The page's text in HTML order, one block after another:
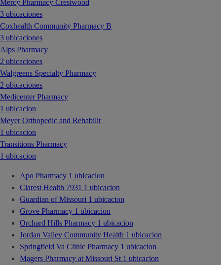
Mercy Pharmacy Crestwood
3 ubicaciones
Coxhealth Community Pharmacy B
3 ubicaciones
Alps Pharmacy
2 ubicaciones
Walgreens Specialty Pharmacy
2 ubicaciones
Medicenter Pharmacy
1 ubicacion
Meyer Orthopedic and Rehabilit
1 ubicacion
Transitions Pharmacy
1 ubicacion
Apo Pharmacy 1 ubicacion
Clarest Health 7931 1 ubicacion
Guardian of Missouri 1 ubicacion
Grove Pharmacy 1 ubicacion
Orchard Hills Pharmacy 1 ubicacion
Jordan Valley Community Health 1 ubicacion
Springfield Va Clinic Pharmacy 1 ubicacion
Magers Pharmacy at Missouri St 1 ubicacion